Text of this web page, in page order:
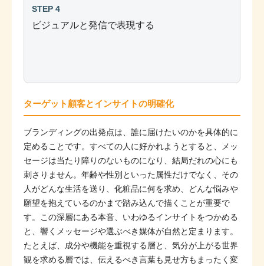
STEP 4
ビジュアルと発信で表現する
ターゲット顧客とインサイトの明確化
ブランディングの出発点は、誰に届けたいのかを具体的に
定めることです。すべての人に好かれようとすると、メッ
セージは当たり障りのないものになり、結局だれの心にも
刺さりません。年齢や性別といった属性だけでなく、その
人がどんな生活を送り、化粧品に何を求め、どんな悩みや
願望を抱えているのかまで踏み込んで描くことが重要で
す。この深層にある本音、いわゆるインサイトをつかめる
と、響くメッセージや選ぶべき媒体が自然と定まります。
たとえば、成分や機能を重視する層と、気分が上がる世界
観を求める層では、伝えるべき言葉も見せ方もまったく変